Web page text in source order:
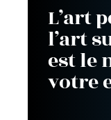
L’art
l’art
est le
votre